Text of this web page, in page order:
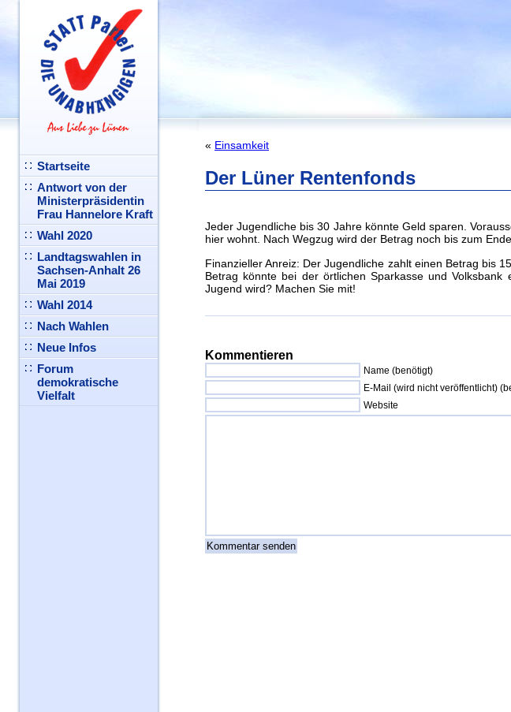
Startseite
Antwort von der
Ministerpräsidentin
Frau Hannelore Kraft
Wahl 2020
Landtagswahlen in
Sachsen-Anhalt 26
Mai 2019
Wahl 2014
Nach Wahlen
Neue Infos
Forum
demokratische
Vielfalt
« Einsamkeit
Der Lüner Rentenfonds
Jeder Jugendliche bis 30 Jahre könnte Geld sparen.
hier wohnt. Nach Wegzug wird der Betrag noch bis zum
Finanzieller Anreiz: Der Jugendliche zahlt einen Betrag bis
Betrag könnte bei der örtlichen Sparkasse und
Jugend wird? Machen Sie mit!
Kommentieren
Name (benötigt)
E-Mail (wird nicht veröffentlicht)
Website